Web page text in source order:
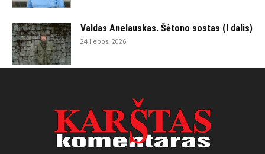
Valdas Anelauskas. Šėtono sostas (I dalis)
24 liepos, 2026